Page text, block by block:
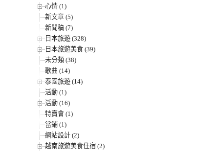
心情 (1)
新文章 (5)
新聞稿 (7)
日本旅遊 (328)
日本旅遊美食 (39)
未分類 (38)
歌曲 (14)
泰國旅遊 (14)
活動 (1)
活動 (16)
特賣會 (1)
當鋪 (1)
網站設計 (2)
越南旅遊美食住宿 (2)